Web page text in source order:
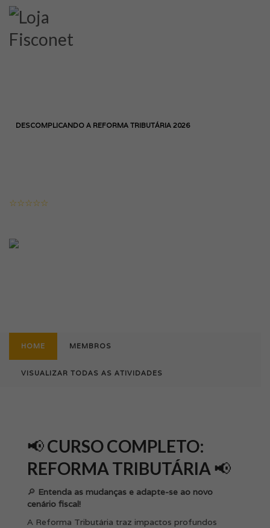
DESCOMPLICANDO A REFORMA TRIBUTÁRIA 2026
HOME MEMBROS
VISUALIZAR TODAS AS ATIVIDADES
📢CURSO COMPLETO:
REFORMA TRIBUTÁRIA 📢
🔎 Entenda as mudanças e adapte-se ao novo
cenário fiscal!
A Reforma Tributária traz impactos profundos